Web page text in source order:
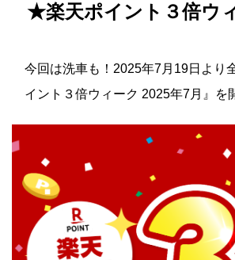
★楽天ポイント３倍ウ
今回は洗車も！2025年7月19日より
イント３倍ウィーク 2025年7月』を